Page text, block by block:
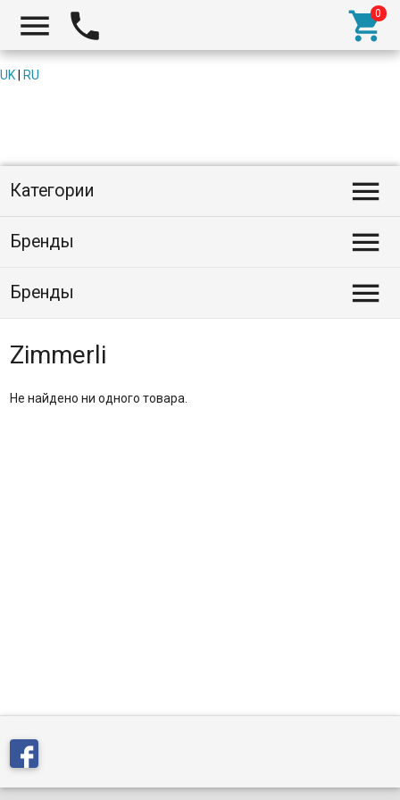
  
UK RU
Категории 
Бренды 
Бренды 
Zimmerli
Не найдено ни одного товара.